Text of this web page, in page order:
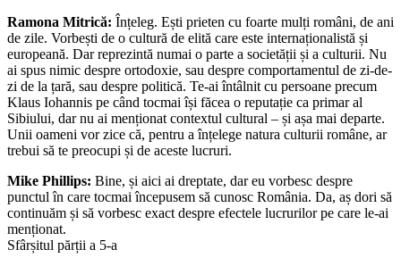
Ramona Mitrică: Înțeleg. Ești prieten cu foarte mulți români, de ani
de zile. Vorbești de o cultură de elită care este internaționalistă și
europeană. Dar reprezintă numai o parte a societății și a culturii. Nu
ai spus nimic despre ortodoxie, sau despre comportamentul de zi-de-
zi de la țară, sau despre politică. Te-ai întâlnit cu persoane precum
Klaus Iohannis pe când tocmai își făcea o reputație ca primar al
Sibiului, dar nu ai menționat contextul cultural – și așa mai departe.
Unii oameni vor zice că, pentru a înțelege natura culturii române, ar
trebui să te preocupi și de aceste lucruri.
Mike Phillips: Bine, și aici ai dreptate, dar eu vorbesc despre
punctul în care tocmai începusem să cunosc România. Da, aș dori să
continuăm și să vorbesc exact despre efectele lucrurilor pe care le-ai
menționat.
Sfârșitul părții a 5-a